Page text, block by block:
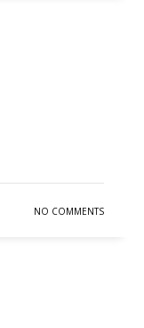
NO COMMENTS